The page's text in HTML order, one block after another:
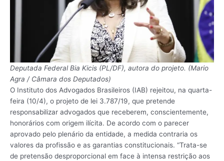
Deputada Federal Bia Kicis (PL/DF), autora do projeto. (Mario
Agra / Câmara dos Deputados)
O Instituto dos Advogados Brasileiros (IAB) rejeitou, na quarta-
feira (10/4), o projeto de lei 3.787/19, que pretende
responsabilizar advogados que receberem, conscientemente,
honorários com origem ilícita. De acordo com o parecer
aprovado pelo plenário da entidade, a medida contraria os
valores da profissão e as garantias constitucionais. “Trata-se
de pretensão desproporcional em face à intensa restrição aos